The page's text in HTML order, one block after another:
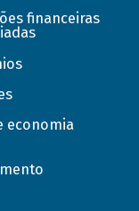
financeiras
economia